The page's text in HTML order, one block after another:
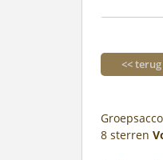
<<
8 sterren